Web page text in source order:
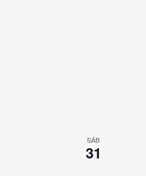
SÁB
31